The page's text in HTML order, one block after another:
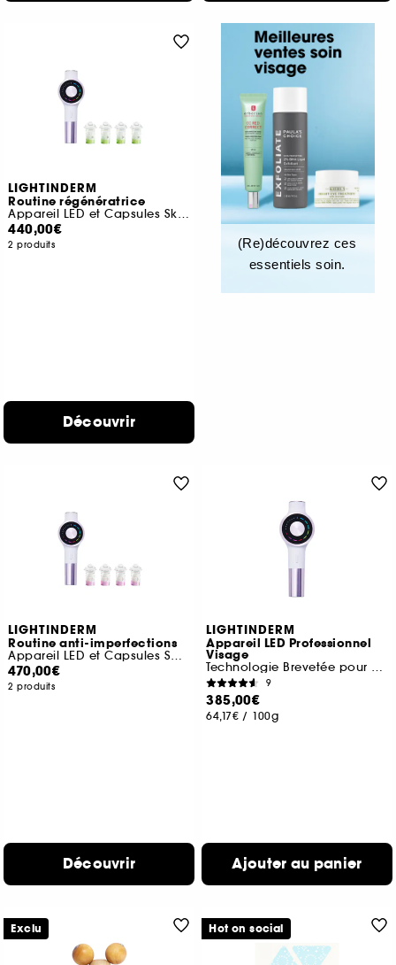
LIGHTINDERM
Routine régénératrice
Appareil LED et Capsules Skin Perfect
440,00€
2 produits
Découvrir
(Re)découvrez ces
essentiels soin.
LIGHTINDERM
Routine anti-imperfections
Appareil LED et Capsules Spotless
470,00€
2 produits
Découvrir
LIGHTINDERM
Appareil LED Professionnel
Visage
Technologie Brevetée pour Régénérer la peau
9
385,00€
64,17€ / 100g
Ajouter au panier
Exclu Hot on social